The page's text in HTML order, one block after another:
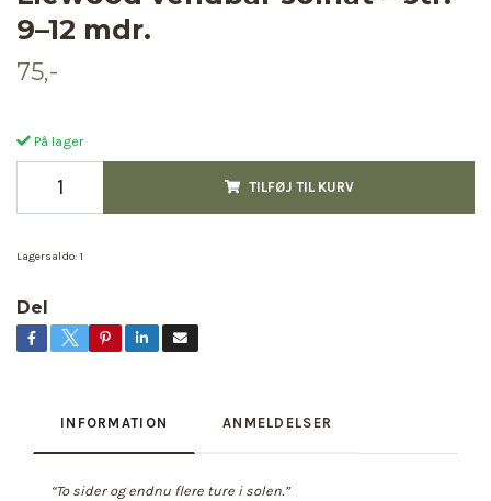
9–12 mdr.
75,-
På lager
TILFØJ TIL KURV
Lagersaldo: 1
Del
INFORMATION ANMELDELSER
“To sider og endnu flere ture i solen.”